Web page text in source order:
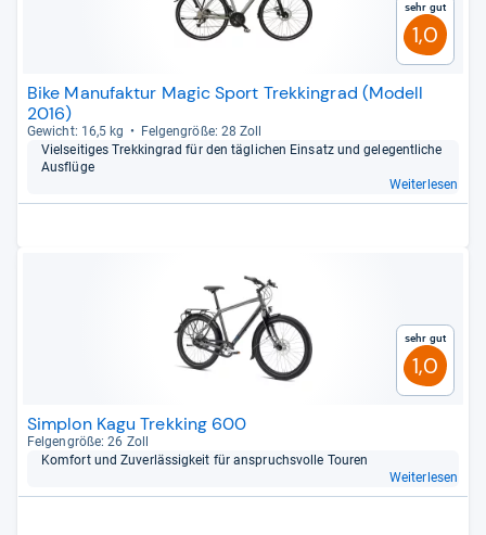
Sehr gut
1,0
Bike Manufaktur Magic Sport Trekkingrad (Modell
2016)
Gewicht: 16,5 kg
Fel­gen­größe: 28 Zoll
Viel­sei­ti­ges Trek­kin­grad für den täg­li­chen Ein­satz und gele­gent­li­che
Aus­flüge
Weiterlesen
Sehr gut
1,0
Simplon Kagu Trekking 600
Fel­gen­größe: 26 Zoll
Kom­fort und Zuver­läs­sig­keit für anspruchs­volle Tou­ren
Weiterlesen